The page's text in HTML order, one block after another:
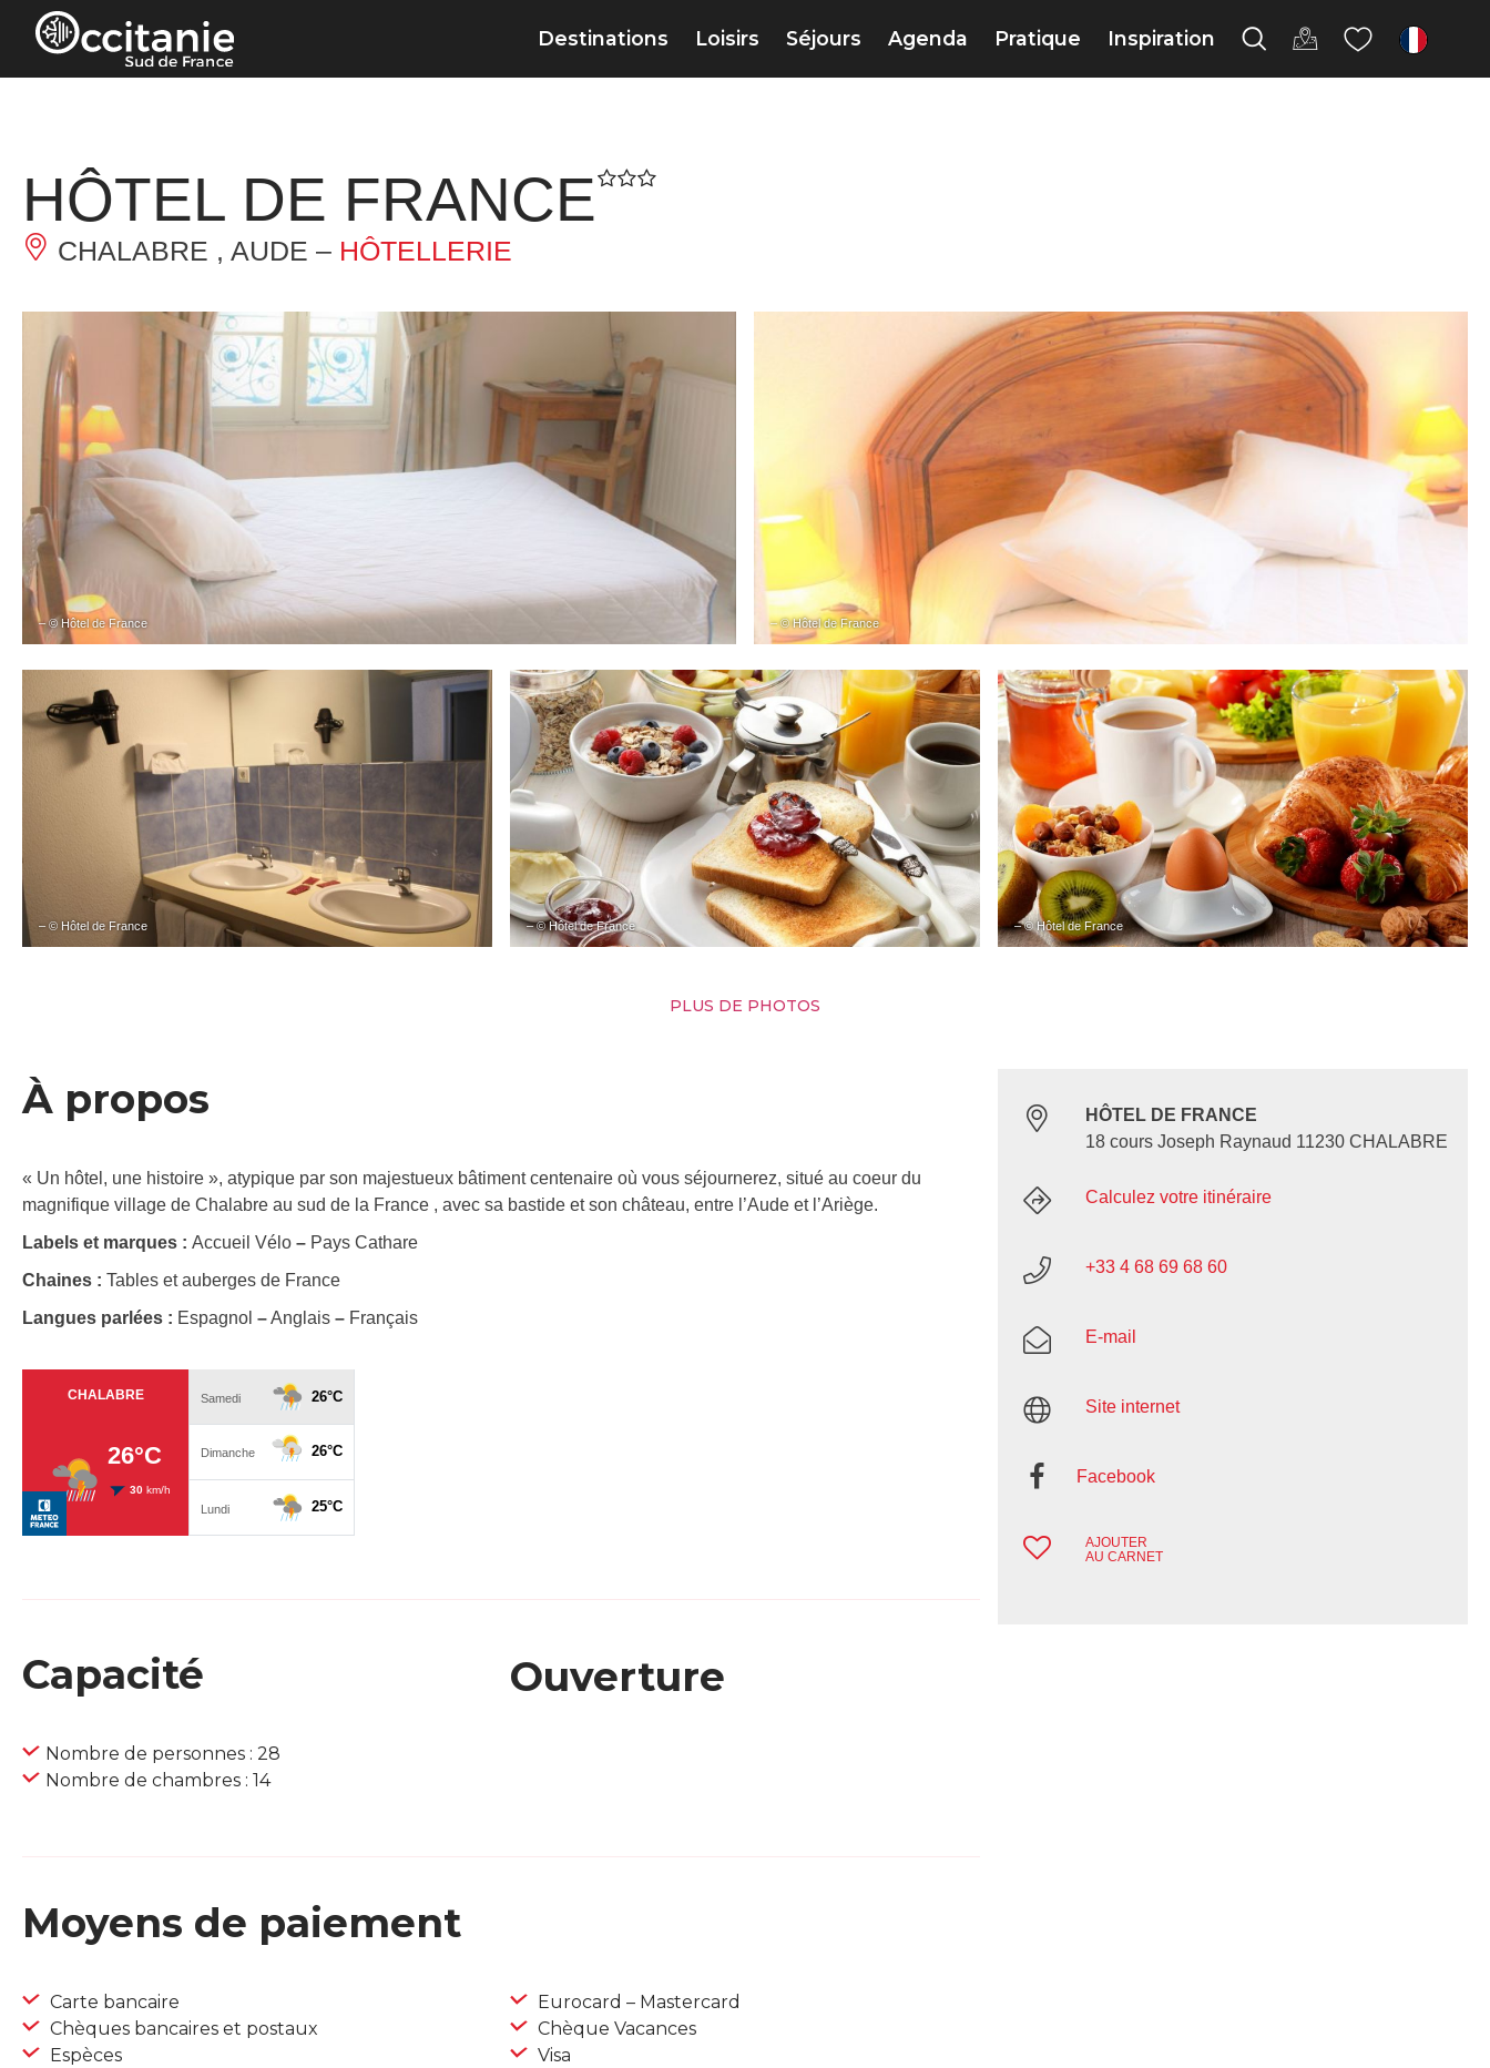
Panneau de gestion des cookies
Destinations Loisirs Séjours Agenda Pratique Inspiration fr
HÔTEL DE FRANCE
CHALABRE , AUDE – HÔTELLERIE
– © Hôtel de France – © Hôtel de France
– © Hôtel de France – © Hôtel de France – © Hôtel de France
PLUS DE PHOTOS
À propos
« Un hôtel, une histoire », atypique par son majestueux bâtiment centenaire où vous séjournerez, situé au coeur du
magnifique village de Chalabre au sud de la France , avec sa bastide et son château, entre l’Aude et l’Ariège.
Labels et marques : Accueil Vélo – Pays Cathare
Chaines : Tables et auberges de France
Langues parlées : Espagnol –Anglais – Français
Capacité
Nombre de personnes : 28
Nombre de chambres : 14
Ouverture
Moyens de paiement
Carte bancaire
Chèques bancaires et postaux
Espèces
Eurocard – Mastercard
Chèque Vacances
Visa
HÔTEL DE FRANCE
18 cours Joseph Raynaud 11230 CHALABRE
Calculez votre itinéraire
+33 4 68 69 68 60
E-mail
Site internet
Facebook
AJOUTER
AU CARNET